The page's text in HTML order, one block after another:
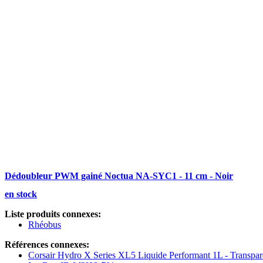
Dédoubleur PWM gainé Noctua NA-SYC1 - 11 cm - Noir
en stock
Liste produits connexes:
Rhéobus
Références connexes:
Corsair Hydro X Series XL5 Liquide Performant 1L -